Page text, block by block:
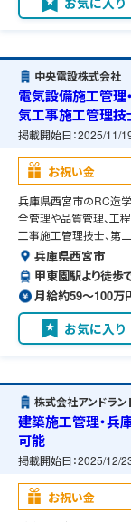
中央電設株式会社
電気設備施工管理
気工事施工管理技
須・宿舎の準備可
掲載開始日：2025/11/
お祝い金
兵庫県西宮市のRC造
全管理や品質管理、工
工事施工管理技士、第
兵庫県西宮市
甲東園駅より徒歩
月給約59〜100万
お気に入り
株式会社アンドラン
建築施工管理・兵
可能
掲載開始日：2025/12/
お祝い金